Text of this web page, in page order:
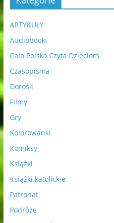
ARTYKUŁY
Audiobooki
Cała Polska Czyta Dzieciom
Czasopisma
Dorośli
Filmy
Gry
Kolorowanki
Komiksy
Książki
Książki katolickie
Patronat
Podróże